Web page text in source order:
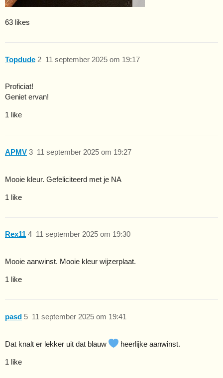
63 likes
Topdude 11 september 2025 om 19:17
2
Proficiat!
Geniet ervan!
1 like
APMV 11 september 2025 om 19:27
3
Mooie kleur. Gefeliciteerd met je NA
1 like
Rex11 11 september 2025 om 19:30
4
Mooie aanwinst. Mooie kleur wijzerplaat.
1 like
pasd 11 september 2025 om 19:41
5
Dat knalt er lekker uit dat blauw heerlijke aanwinst.
1 like